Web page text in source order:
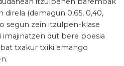
(demagun 0,65, 0,40,
segun zein itzulpen-klase
imajinatzen dut bere poesia
txakur txiki emango